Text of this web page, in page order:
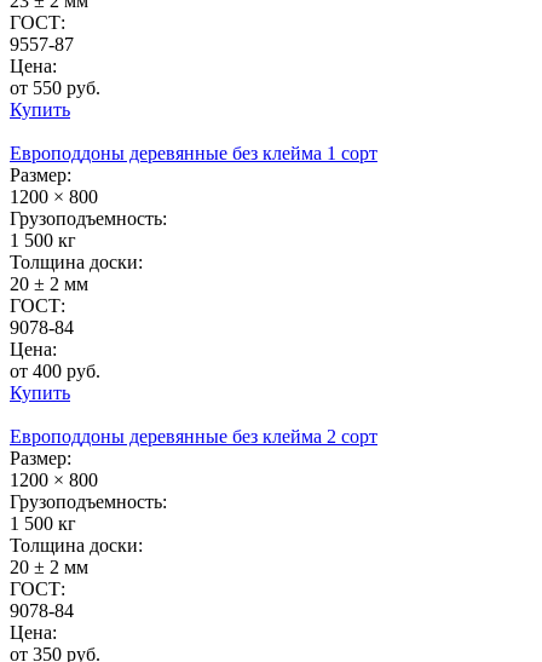
ГОСТ:
9557-87
Цена:
от 550 руб.
Купить
Европоддоны деревянные без клейма 1 сорт
Размер:
1200 × 800
Грузоподъемность:
1 500 кг
Толщина доски:
20 ± 2 мм
ГОСТ:
9078-84
Цена:
от 400 руб.
Купить
Европоддоны деревянные без клейма 2 сорт
Размер:
1200 × 800
Грузоподъемность:
1 500 кг
Толщина доски:
20 ± 2 мм
ГОСТ:
9078-84
Цена:
от 350 руб.